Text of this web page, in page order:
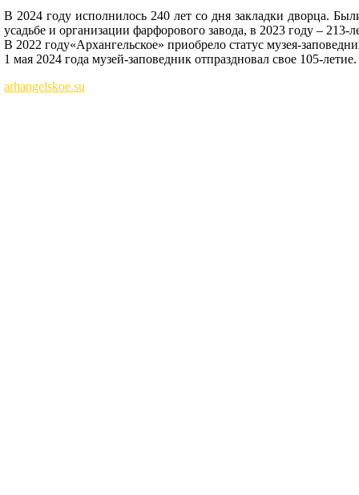
В 2024 году исполнилось 240 лет со дня закладки дворца.
усадьбе и организации фарфорового завода, в 2023 году –
В 2022 году«Архангельское» приобрело статус музея-
1 мая 2024 года музей-заповедник отпраздновал свое 105-летие.
arhangelskoe.su